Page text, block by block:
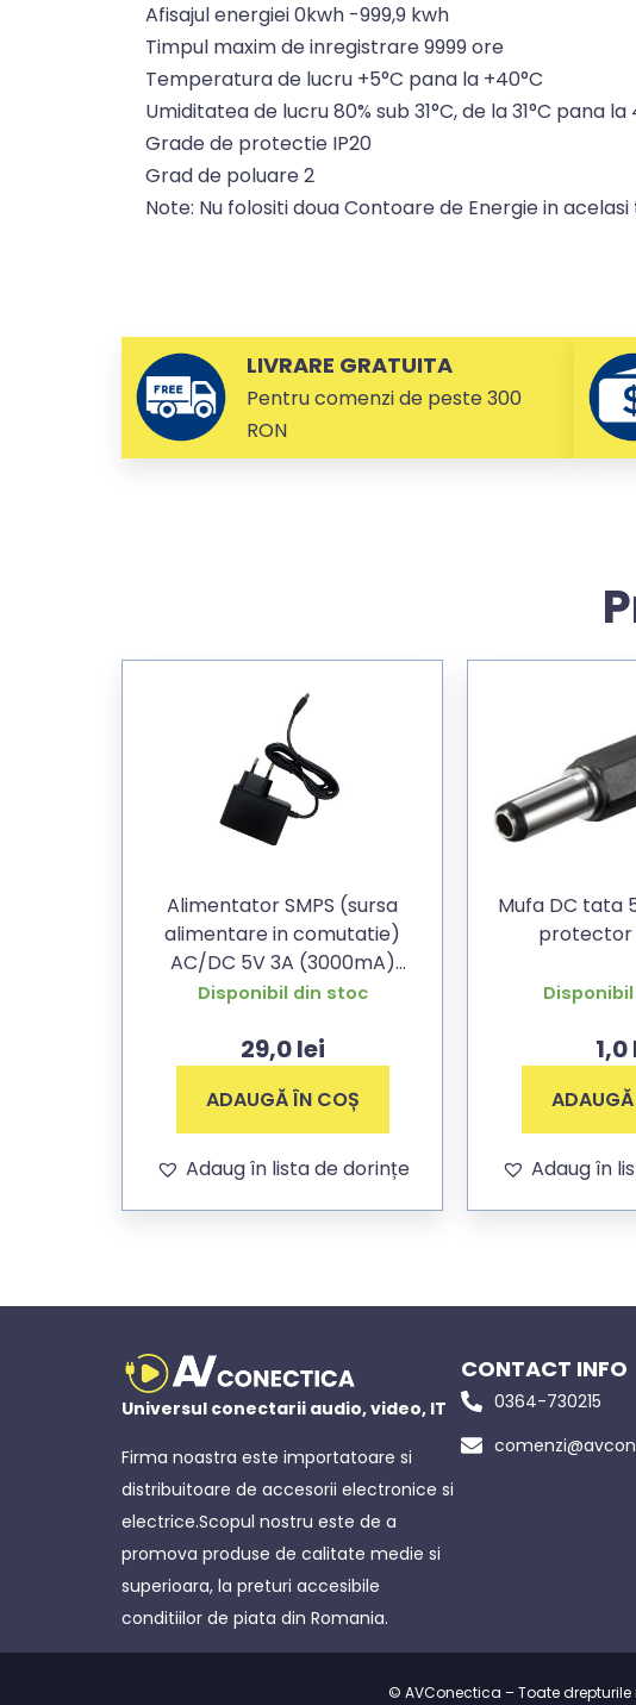
Afisajul energiei 0kwh -999,9 kwh
Timpul maxim de inregistrare 9999 ore
Temperatura de lucru +5°C pana la +40°C
Umiditatea de lucru 80% sub 31°C, de la 31°C pana
Grade de protectie IP20
Grad de poluare 2
Note: Nu folositi doua Contoare de Energie in
LIVRARE GRATUITA
Pentru comenzi de peste 300
RON
Alimentator SMPS (sursa
alimentare in comutatie)
AC/DC 5V 3A (3000mA)
pentru switch si router cu
Disponibil din stoc
29,0lei
ADAUGĂ ÎN COȘ
Adaug în lista de dorințe
Mufa DC tata
protector
1,0
Adaug în
Universul conectarii audio, video, IT
Firma noastra este importatoare si
distribuitoare de accesorii electronice si
electrice.Scopul nostru este de a
promova produse de calitate medie si
superioara, la preturi accesibile
conditiilor de piata din Romania.
CONTACT INFO
0364-730215
© AVConectica – Toate drepturile